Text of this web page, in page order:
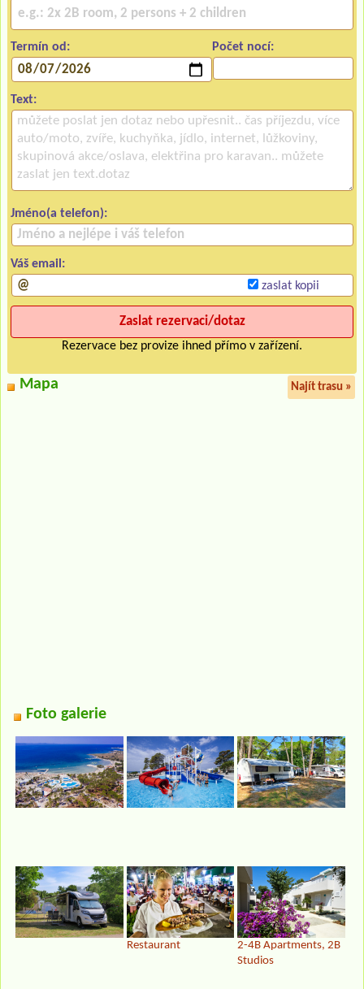
Termín od: Počet nocí:
Text:
Jméno(a telefon):
Váš email:
zaslat kopii
Rezervace bez provize ihned přímo v zařízení.
Mapa Najít trasu »
Foto galerie
Restaurant
2-4B Apartments, 2B
Studios